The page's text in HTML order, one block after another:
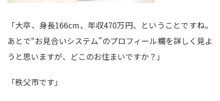
「大卒、身長166cm、年収470万円、ということですね。
あとで“お見合いシステム”のプロフィール欄を詳しく見よ
うと思いますが、どこのお住まいですか？」
「秩父市です」